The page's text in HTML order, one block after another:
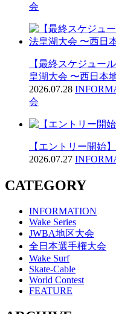
会
【最終スケジュー
皇湖大会 〜西日本
2026.07.28
会
【エントリー開始
2026.07.27
CATEGORY
INFORMATION
Wake Series
JWBA地区大会
全日本選手権大会
Wake Surf
Skate-Cable
World Contest
FEATURE